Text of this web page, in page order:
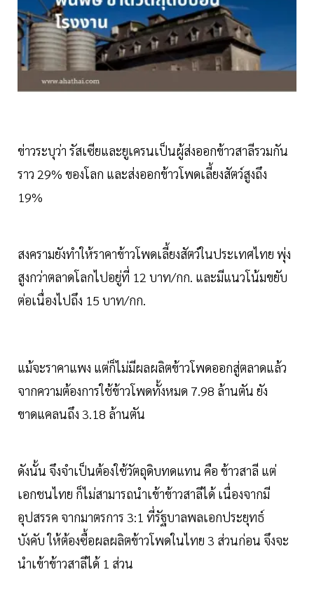
ข่าวระบุว่า รัสเซียและยูเครนเป็นผู้ส่งออกข้าวสาลีรวมกัน
ราว 29% ของโลก และส่งออกข้าวโพดเลี้ยงสัตว์สูงถึง
19%
สงครามยังทำให้ราคาข้าวโพดเลี้ยงสัตว์ในประเทศไทย พุ่ง
สูงกว่าตลาดโลกไปอยู่ที่ 12 บาท/กก. และมีแนวโน้มขยับ
ต่อเนื่องไปถึง 15 บาท/กก.
แม้จะราคาแพง แต่ก็ไม่มีผลผลิตข้าวโพดออกสู่ตลาดแล้ว
จากความต้องการใช้ข้าวโพดทั้งหมด 7.98 ล้านตัน ยัง
ขาดแคลนถึง 3.18 ล้านตัน
ดังนั้น จึงจำเป็นต้องใช้วัตถุดิบทดแทน คือ ข้าวสาลี แต่
เอกชนไทย ก็ไม่สามารถนำเข้าข้าวสาลีได้ เนื่องจากมี
อุปสรรค จากมาตรการ 3:1 ที่รัฐบาลพลเอกประยุทธ์
บังคับ ให้ต้องซื้อผลผลิตข้าวโพดในไทย 3 ส่วนก่อน จึงจะ
นำเข้าข้าวสาลีได้ 1 ส่วน